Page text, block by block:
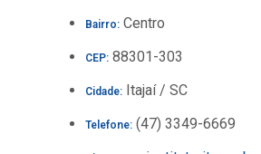
Bairro: Centro
CEP: 88301-303
Cidade: Itajaí / SC
Telefone: (47) 3349-6669